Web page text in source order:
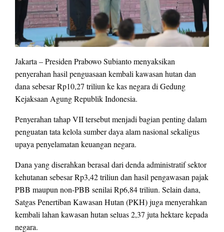
Jakarta – Presiden Prabowo Subianto menyaksikan
penyerahan hasil penguasaan kembali kawasan hutan dan
dana sebesar Rp10,27 triliun ke kas negara di Gedung
Kejaksaan Agung Republik Indonesia.
Penyerahan tahap VII tersebut menjadi bagian penting dalam
penguatan tata kelola sumber daya alam nasional sekaligus
upaya penyelamatan keuangan negara.
Dana yang diserahkan berasal dari denda administratif sektor
kehutanan sebesar Rp3,42 triliun dan hasil pengawasan pajak
PBB maupun non-PBB senilai Rp6,84 triliun. Selain dana,
Satgas Penertiban Kawasan Hutan (PKH) juga menyerahkan
kembali lahan kawasan hutan seluas 2,37 juta hektare kepada
negara.